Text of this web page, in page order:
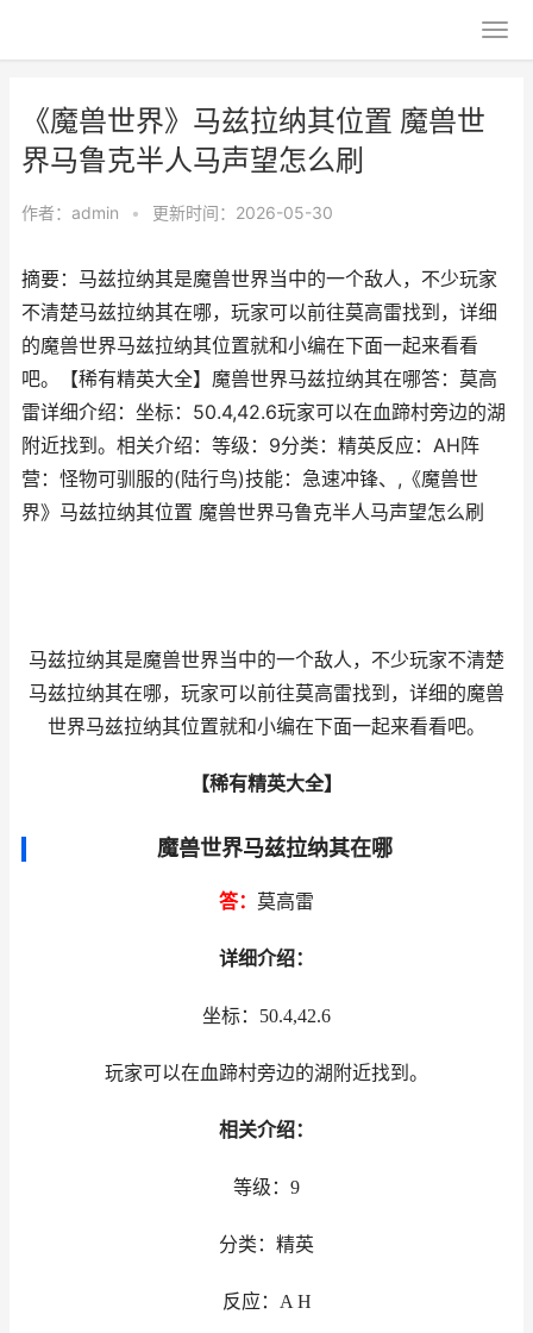
《魔兽世界》马兹拉纳其位置 魔兽世
界马鲁克半人马声望怎么刷
作者： admin • 更新时间：2026-05-30
摘要：马兹拉纳其是魔兽世界当中的一个敌人，不少玩家
不清楚马兹拉纳其在哪，玩家可以前往莫高雷找到，详细
的魔兽世界马兹拉纳其位置就和小编在下面一起来看看
吧。【稀有精英大全】魔兽世界马兹拉纳其在哪答：莫高
雷详细介绍：坐标：50.4,42.6玩家可以在血蹄村旁边的湖
附近找到。相关介绍：等级：9分类：精英反应：AH阵
营：怪物可驯服的(陆行鸟)技能：急速冲锋、,《魔兽世
界》马兹拉纳其位置 魔兽世界马鲁克半人马声望怎么刷
马兹拉纳其是魔兽世界当中的一个敌人，不少玩家不清楚
马兹拉纳其在哪，玩家可以前往莫高雷找到，详细的魔兽
世界马兹拉纳其位置就和小编在下面一起来看看吧。
【稀有精英大全】
魔兽世界马兹拉纳其在哪
答： 莫高雷
详细介绍：
坐标：50.4,42.6
玩家可以在血蹄村旁边的湖附近找到。
相关介绍：
等级：9
分类：精英
反应：A H